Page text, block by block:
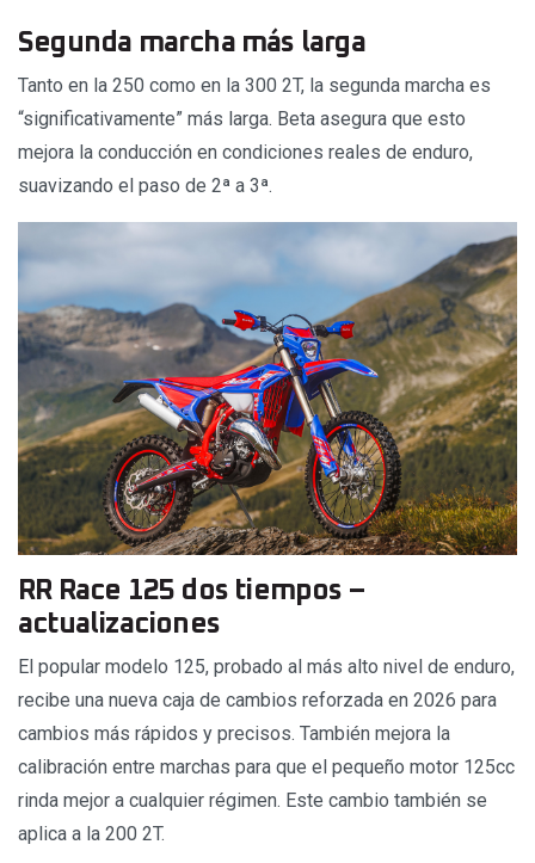
Segunda marcha más larga
Tanto en la 250 como en la 300 2T, la segunda marcha es
“significativamente” más larga. Beta asegura que esto
mejora la conducción en condiciones reales de enduro,
suavizando el paso de 2ª a 3ª.
RR Race 125 dos tiempos –
actualizaciones
El popular modelo 125, probado al más alto nivel de enduro,
recibe una nueva caja de cambios reforzada en 2026 para
cambios más rápidos y precisos. También mejora la
calibración entre marchas para que el pequeño motor 125cc
rinda mejor a cualquier régimen. Este cambio también se
aplica a la 200 2T.